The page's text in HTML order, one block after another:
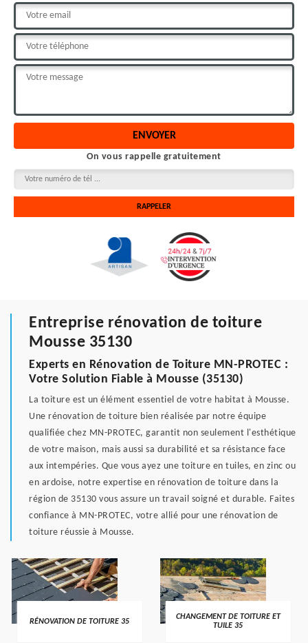
On vous rappelle gratuitement
Entreprise rénovation de toiture
Mousse 35130
Experts en Rénovation de Toiture MN-PROTEC :
Votre Solution Fiable à Mousse (35130)
La toiture est un élément essentiel de votre habitat à Mousse.
Une rénovation de toiture bien réalisée par notre équipe
qualifiée chez MN-PROTEC, garantit non seulement l'esthétique
de votre maison, mais aussi sa durabilité et sa résistance face
aux intempéries. Que vous ayez une toiture en tuiles, en zinc ou
en ardoise, notre expertise en rénovation de toiture dans la
région de 35130 vous assure un travail soigné et durable. Faites
confiance à MN-PROTEC, votre allié pour une rénovation de
toiture réussie à Mousse.
RÉNOVATION DE TOITURE 35
CHANGEMENT DE TOITURE ET
TUILE 35